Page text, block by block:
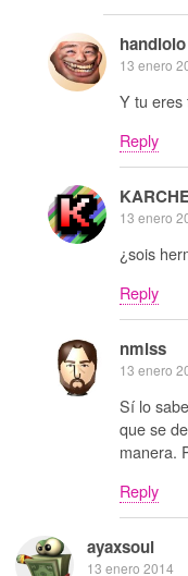
13 enero
Y tu eres
Reply
13 enero
¿sois
Reply
nmlss
13 enero
Sí lo
que se
manera.
Reply
ayaxsoul
13 enero 2014